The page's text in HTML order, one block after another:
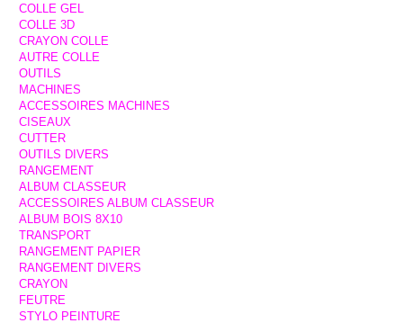
COLLE GEL
COLLE 3D
CRAYON COLLE
AUTRE COLLE
OUTILS
MACHINES
ACCESSOIRES MACHINES
CISEAUX
CUTTER
OUTILS DIVERS
RANGEMENT
ALBUM CLASSEUR
ACCESSOIRES ALBUM CLASSEUR
ALBUM BOIS 8X10
TRANSPORT
RANGEMENT PAPIER
RANGEMENT DIVERS
CRAYON
FEUTRE
STYLO PEINTURE